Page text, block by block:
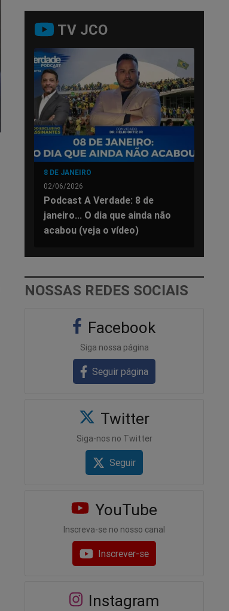
TV JCO
8 DE JANEIRO
02/06/2026
Podcast A Verdade: 8 de
janeiro... O dia que ainda não
acabou (veja o vídeo)
NOSSAS REDES SOCIAIS
Facebook
Siga nossa página
Seguir página
Twitter
Siga-nos no Twitter
Seguir
YouTube
Inscreva-se no nosso canal
Inscrever-se
Instagram